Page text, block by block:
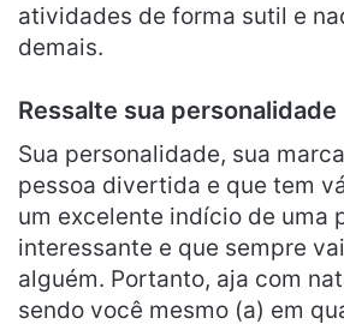
atividades de forma sutil e
demais.
Ressalte sua personalidade
Sua personalidade, sua
pessoa divertida e que tem
um excelente indício de uma
interessante e que sempre
alguém. Portanto, aja com
sendo você mesmo (a) em